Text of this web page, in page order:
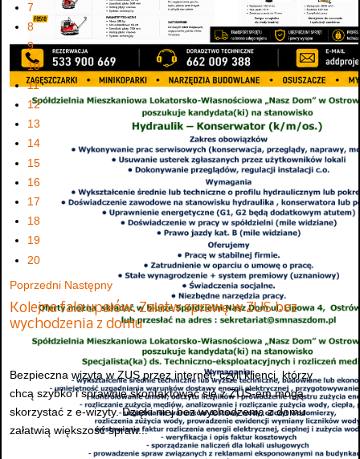
7
8
9
10
11
12
13
14
15
16
17
18
19
20
Poprzedni Następny
Kolejna fala upałów. Załatw sprawę w ZUS bez
wychodzenia z domu
Bezpieczna wizyta w ZUS przez internet, czyli klienci, którzy
chcą szybko i sprawnie skontaktować się z ZUS-em mogą
skorzystać z e-wizyty. Dzięki niej bez wychodzenia z domu
załatwią większość spraw...